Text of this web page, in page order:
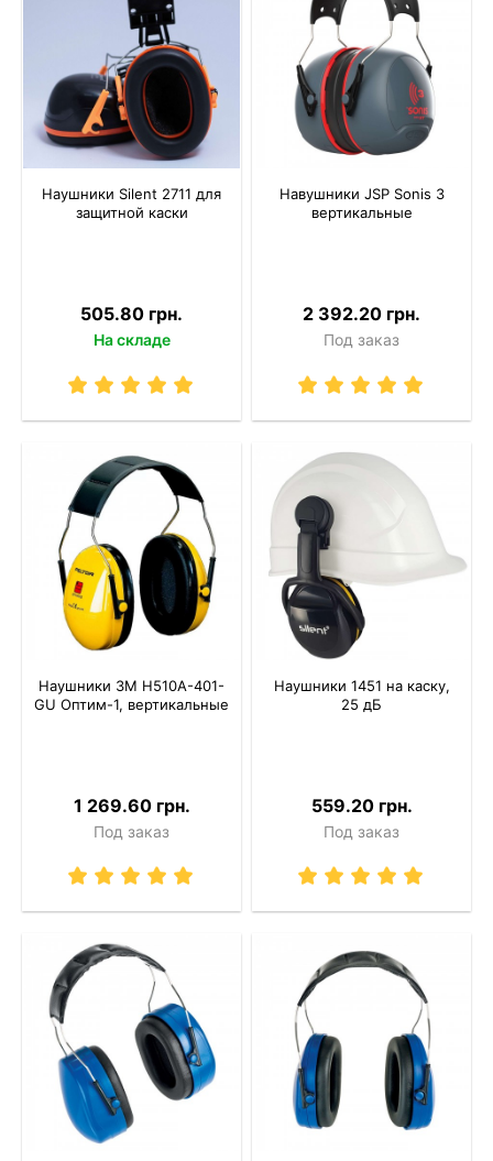
Наушники Silent 2711 для
защитной каски
505.80 грн.
На складе
Навушники JSP Sonis 3
вертикальные
2 392.20 грн.
Под заказ
Наушники 3M H510A-401-
GU Оптим-1, вертикальные
1 269.60 грн.
Под заказ
Наушники 1451 на каску,
25 дБ
559.20 грн.
Под заказ